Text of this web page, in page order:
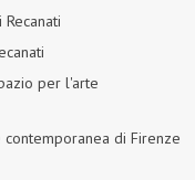
per l'arte
di Firenze